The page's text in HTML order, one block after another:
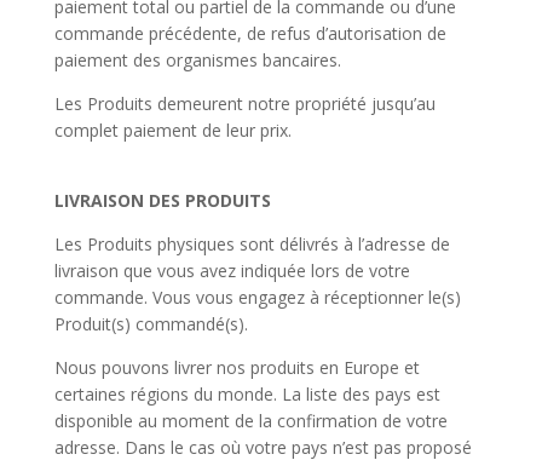
paiement total ou partiel de la commande ou d’une
commande précédente, de refus d’autorisation de
paiement des organismes bancaires.
Les Produits demeurent notre propriété jusqu’au
complet paiement de leur prix.
LIVRAISON DES PRODUITS
Les Produits physiques sont délivrés à l’adresse de
livraison que vous avez indiquée lors de votre
commande. Vous vous engagez à réceptionner le(s)
Produit(s) commandé(s).
Nous pouvons livrer nos produits en Europe et
certaines régions du monde. La liste des pays est
disponible au moment de la confirmation de votre
adresse. Dans le cas où votre pays n’est pas proposé